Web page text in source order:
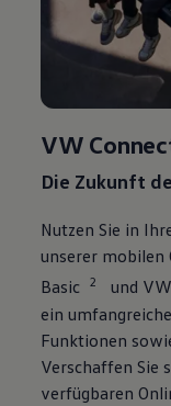
VW
Die Zukunft
Nutzen Sie in
unserer mobilen
Basic 2 und
ein
Funktionen
Verschaffen Sie
verfügbaren